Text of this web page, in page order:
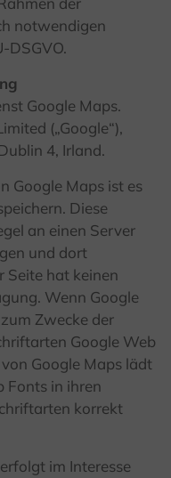
notwendigen
DSGVO.
Google Maps.
(„Google“),
4, Irland.
Google Maps ist es
Diese
an einen Server
und dort
Seite hat keinen
Wenn Google
Zwecke der
Google Web
Google Maps lädt
Fonts in ihren
korrekt
im Interesse